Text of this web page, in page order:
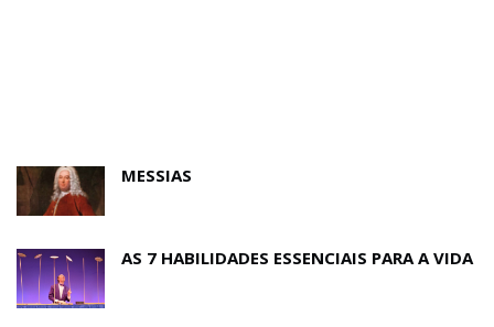
MESSIAS
AS 7 HABILIDADES ESSENCIAIS PARA A VIDA